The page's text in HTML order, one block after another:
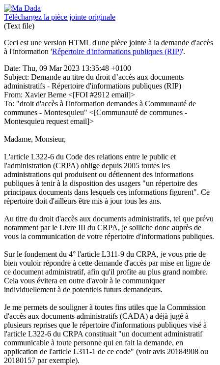
Téléchargez la pièce jointe originale
(Text file)
Ceci est une version HTML d'une pièce jointe à la demande d'accès
à l'information 'Répertoire d'informations publiques (RIP)'.
Date: Thu, 09 Mar 2023 13:35:48 +0100
Subject: Demande au titre du droit d’accès aux documents
administratifs - Répertoire d'informations publiques (RIP)
From: Xavier Berne <[FOI #2912 email]>
To: "droit d'accès à l'information demandes à Communauté de
communes - Montesquieu" <[Communauté de communes -
Montesquieu request email]>
Madame, Monsieur,
L'article L322-6 du Code des relations entre le public et
l'administration (CRPA) oblige depuis 2005 toutes les
administrations qui produisent ou détiennent des informations
publiques à tenir à la disposition des usagers "un répertoire des
principaux documents dans lesquels ces informations figurent". Ce
répertoire doit d'ailleurs être mis à jour tous les ans.
Au titre du droit d'accès aux documents administratifs, tel que prévu
notamment par le Livre III du CRPA, je sollicite donc auprès de
vous la communication de votre répertoire d'informations publiques.
Sur le fondement du 4° l'article L311-9 du CRPA, je vous prie de
bien vouloir répondre à cette demande d'accès par mise en ligne de
ce document administratif, afin qu'il profite au plus grand nombre.
Cela vous évitera en outre d'avoir à le communiquer
individuellement à de potentiels futurs demandeurs.
Je me permets de souligner à toutes fins utiles que la Commission
d'accès aux documents administratifs (CADA) a déjà jugé à
plusieurs reprises que le répertoire d'informations publiques visé à
l'article L322-6 du CRPA constituait "un document administratif
communicable à toute personne qui en fait la demande, en
application de l'article L311-1 de ce code" (voir avis 20184908 ou
20180157 par exemple).